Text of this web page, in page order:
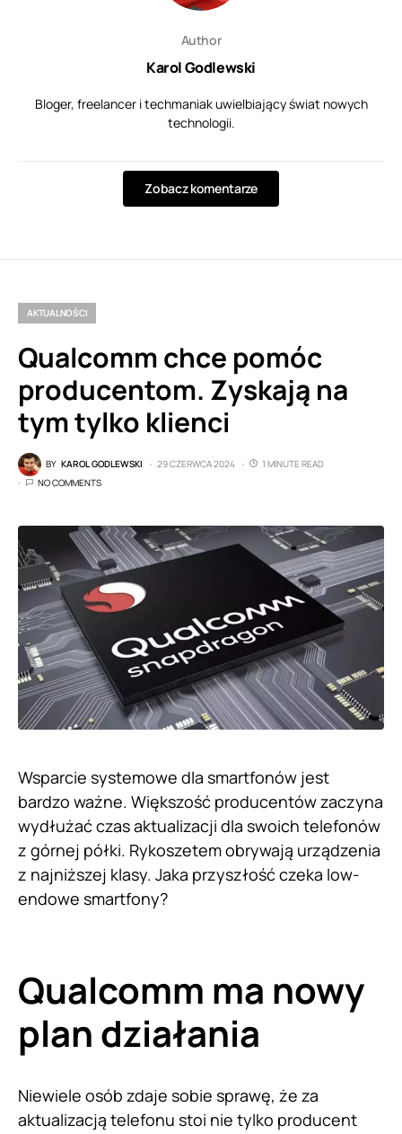
Author
Karol Godlewski
Bloger, freelancer i techmaniak uwielbiający świat nowych
technologii.
Zobacz komentarze
AKTUALNOŚCI
Qualcomm chce pomóc
producentom. Zyskają na
tym tylko klienci
BY KAROL GODLEWSKI 29 CZERWCA 2024
1 MINUTE READ
NO COMMENTS
Wsparcie systemowe dla smartfonów jest
bardzo ważne. Większość producentów zaczyna
wydłużać czas aktualizacji dla swoich telefonów
z górnej półki. Rykoszetem obrywają urządzenia
z najniższej klasy. Jaka przyszłość czeka low-
endowe smartfony?
Qualcomm ma nowy
plan działania
Niewiele osób zdaje sobie sprawę, że za
aktualizacją telefonu stoi nie tylko producent